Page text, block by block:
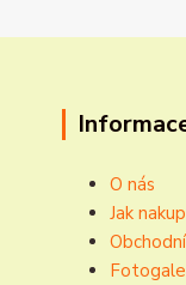
O nás
Jak